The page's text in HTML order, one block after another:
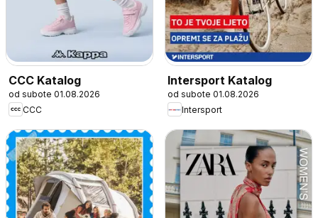
CCC Katalog
od subote 01.08.2026
CCC
Intersport Katalog
od subote 01.08.2026
Intersport